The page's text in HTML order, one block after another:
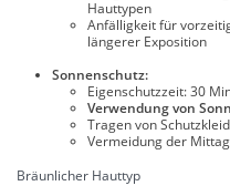
Hauttypen
Anfälligkeit für
längerer Exposition
Sonnenschutz:
Eigenschutzzeit: 30
Verwendung von
Tragen von
Vermeidung der
Bräunlicher Hauttyp